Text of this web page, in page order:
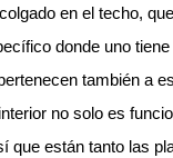
en el techo,
donde uno
también a
no solo es
que están tanto las